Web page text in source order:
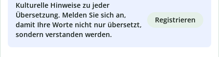
Kulturelle Hinweise zu jeder
Übersetzung. Melden Sie sich an,
damit Ihre Worte nicht nur übersetzt,
sondern verstanden werden.
Registrieren